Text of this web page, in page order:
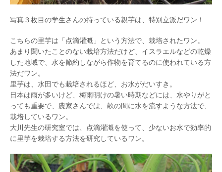
写真３枚目の学生さんの持っている親芋は、特別立派だワン！
こちらの里芋は「点滴灌漑」という方法で、栽培されたワン。
あまり聞いたことのない栽培方法だけど、イスラエルなどの乾燥
した地域で、水を節約しながら作物を育てるのに使われている方
法だワン。
里芋は、水田でも栽培されるほど、お水がだいすき。
日本は雨が多いけど、梅雨明けの暑い時期などには、水やりがと
っても重要で、農家さんでは、畝の間に水を流すような方法で、
栽培しているワン。
大川先生の研究室では、点滴灌漑を使って、少ないお水で効率的
に里芋を栽培する方法を研究しているワン。